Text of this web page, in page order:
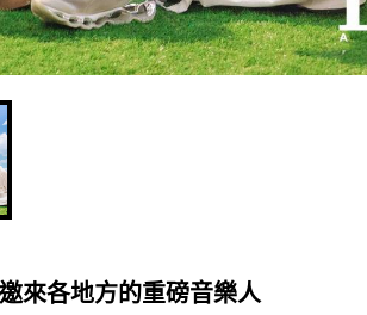
來各地方的重磅音樂人